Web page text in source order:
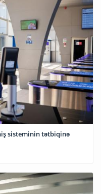
sisteminin tətbiqinə